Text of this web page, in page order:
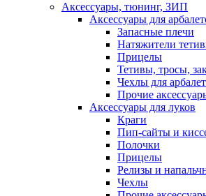
Аксессуары, тюнинг, ЗИП
Аксессуары для
Запасные плечи
Натяжители
Прицелы
Тетивы, тросы,
Чехлы для
Прочие
Аксессуары для луков
Краги
Пип-сайты и
Полочки
Прицелы
Релизы и
Чехлы